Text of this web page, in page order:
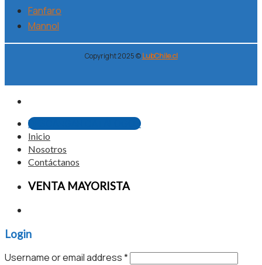
Fanfaro
Mannol
Copyright 2025 ©LubChile.cl
DESCARGAR CATÁLOGOS
Inicio
Nosotros
Contáctanos
VENTA MAYORISTA
Login
Username or email address*